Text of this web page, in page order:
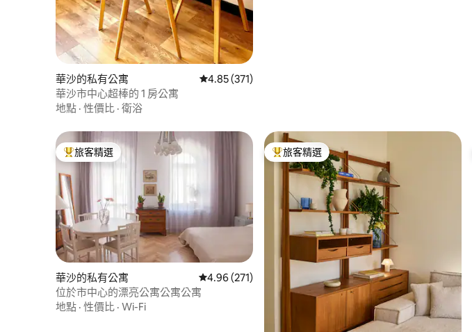
華沙的私有公寓 從 371 則評價中獲得 4.85 的平均評分（滿分 5 分）
4.85 (371)
華沙市中心超棒的 1 房公寓
地點 · 性價比 · 衛浴
旅客精選榜首
旅客精選
華沙的私有公寓 從 271 則評價中獲得 4.96 的平均評分（滿分 5 分）
4.96 (271)
位於市中心的漂亮公寓公寓公寓
地點 · 性價比 · Wi-Fi
旅客精選榜首
旅客精選